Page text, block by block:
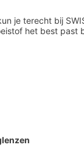
je terecht bij
het best past